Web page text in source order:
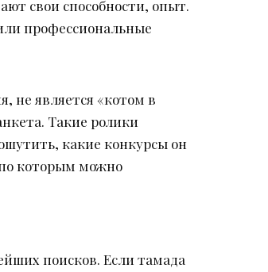
свои способности, опыт.
профессиональные
не является «котом в
Такие ролики
какие конкурсы он
которым можно
поисков. Если тамада